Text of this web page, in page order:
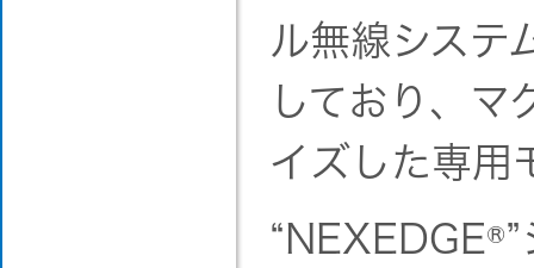
ル無線システ
しており、マ
イズした専用
“NEXEDGE®